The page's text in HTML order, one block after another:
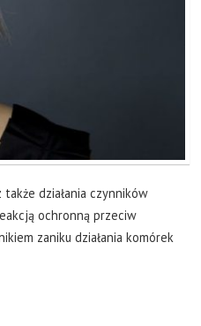
działania czynników
ochronną przeciw
zaniku działania komórek